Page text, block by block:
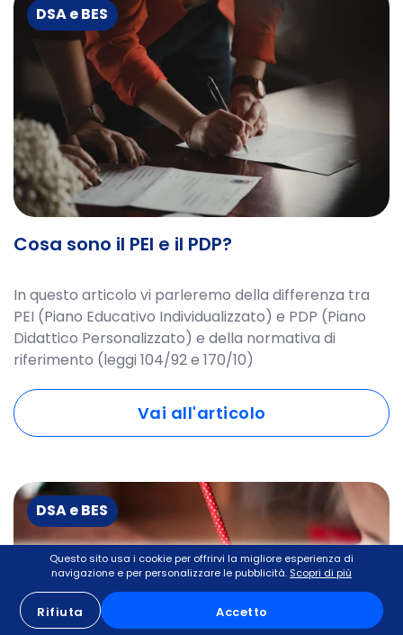
DSA e BES
Cosa sono il PEI e il PDP?
In questo articolo vi parleremo della differenza tra
PEI (Piano Educativo Individualizzato) e PDP (Piano
Didattico Personalizzato) e della normativa di
riferimento (leggi 104/92 e 170/10)
Vai all'articolo
DSA e BES
Questo sito usa i cookie per offrirvi la migliore esperienza di
navigazione e per personalizzare le pubblicità. Scopri di più
Rifiuta Accetto